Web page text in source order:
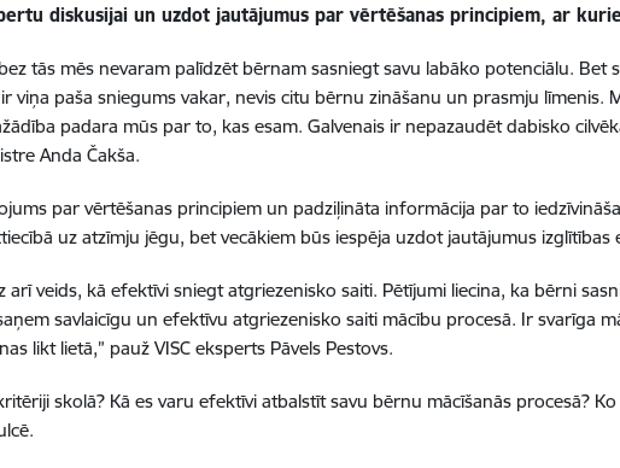
diskusijai un uzdot jautājumus par vērtēšanas principiem, ar
tās mēs nevaram palīdzēt bērnam sasniegt savu labāko potenciālu. Bet
viņa paša sniegums vakar, nevis citu bērnu zināšanu un prasmju līmenis.
padara mūs par to, kas esam. Galvenais ir nepazaudēt dabisko
Anda Čakša.
par vērtēšanas principiem un padziļināta informācija par to
uz atzīmju jēgu, bet vecākiem būs iespēja uzdot jautājumus izglītības
arī veids, kā efektīvi sniegt atgriezenisko saiti. Pētījumi liecina, ka bērni
savlaicīgu un efektīvu atgriezenisko saiti mācību procesā. Ir svarīga
likt lietā,” pauž VISC eksperts Pāvels Pestovs.
skolā? Kā es varu efektīvi atbalstīt savu bērnu mācīšanās procesā? Ko